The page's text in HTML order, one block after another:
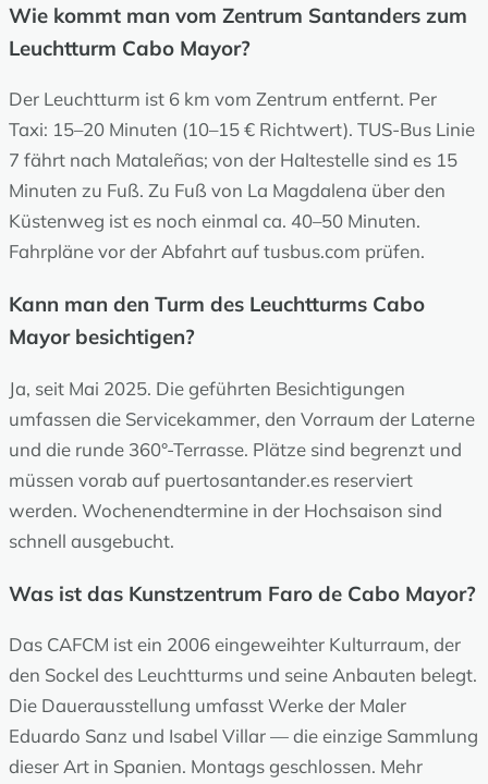
Wie kommt man vom Zentrum Santanders zum
Leuchtturm Cabo Mayor?
Der Leuchtturm ist 6 km vom Zentrum entfernt. Per
Taxi: 15–20 Minuten (10–15 € Richtwert). TUS-Bus Linie
7 fährt nach Mataleñas; von der Haltestelle sind es 15
Minuten zu Fuß. Zu Fuß von La Magdalena über den
Küstenweg ist es noch einmal ca. 40–50 Minuten.
Fahrpläne vor der Abfahrt auf tusbus.com prüfen.
Kann man den Turm des Leuchtturms Cabo
Mayor besichtigen?
Ja, seit Mai 2025. Die geführten Besichtigungen
umfassen die Servicekammer, den Vorraum der Laterne
und die runde 360°-Terrasse. Plätze sind begrenzt und
müssen vorab auf puertosantander.es reserviert
werden. Wochenendtermine in der Hochsaison sind
schnell ausgebucht.
Was ist das Kunstzentrum Faro de Cabo Mayor?
Das CAFCM ist ein 2006 eingeweihter Kulturraum, der
den Sockel des Leuchtturms und seine Anbauten belegt.
Die Dauerausstellung umfasst Werke der Maler
Eduardo Sanz und Isabel Villar — die einzige Sammlung
dieser Art in Spanien. Montags geschlossen. Mehr